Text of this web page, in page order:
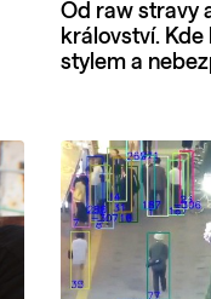
Od raw stravy
království.
stylem a